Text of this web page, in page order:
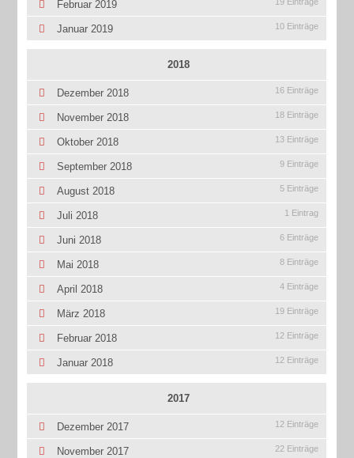
Februar 2019
Januar 2019 10 Einträge
2018
Dezember 2018 16 Einträge
November 2018 18 Einträge
Oktober 2018 13 Einträge
September 2018 9 Einträge
August 2018 5 Einträge
Juli 2018 1 Eintrag
Juni 2018 6 Einträge
Mai 2018 8 Einträge
April 2018 4 Einträge
März 2018 19 Einträge
Februar 2018 12 Einträge
Januar 2018 12 Einträge
2017
Dezember 2017 12 Einträge
November 2017 22 Einträge